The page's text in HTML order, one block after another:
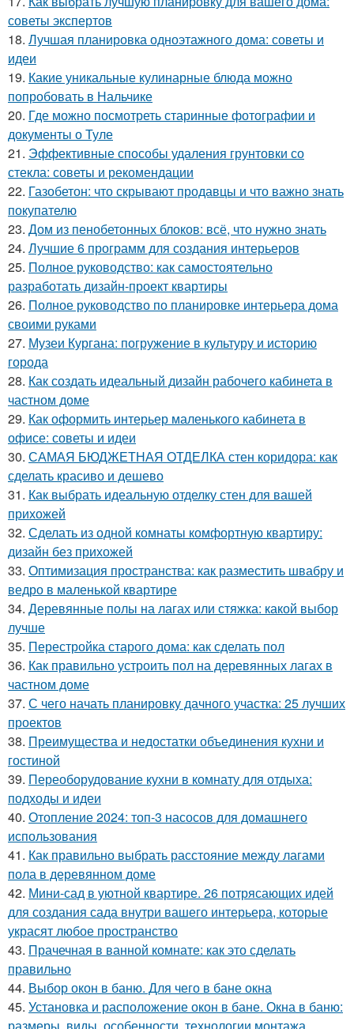
советы экспертов
18. Лучшая планировка одноэтажного дома: советы и
идеи
19. Какие уникальные кулинарные блюда можно
попробовать в Нальчике
20. Где можно посмотреть старинные фотографии и
документы о Туле
21. Эффективные способы удаления грунтовки со
стекла: советы и рекомендации
22. Газобетон: что скрывают продавцы и что важно знать
покупателю
23. Дом из пенобетонных блоков: всё, что нужно знать
24. Лучшие 6 программ для создания интерьеров
25. Полное руководство: как самостоятельно
разработать дизайн-проект квартиры
26. Полное руководство по планировке интерьера дома
своими руками
27. Музеи Кургана: погружение в культуру и историю
города
28. Как создать идеальный дизайн рабочего кабинета в
частном доме
29. Как оформить интерьер маленького кабинета в
офисе: советы и идеи
30. САМАЯ БЮДЖЕТНАЯ ОТДЕЛКА стен коридора: как
сделать красиво и дешево
31. Как выбрать идеальную отделку стен для вашей
прихожей
32. Сделать из одной комнаты комфортную квартиру:
дизайн без прихожей
33. Оптимизация пространства: как разместить швабру и
ведро в маленькой квартире
34. Деревянные полы на лагах или стяжка: какой выбор
лучше
35. Перестройка старого дома: как сделать пол
36. Как правильно устроить пол на деревянных лагах в
частном доме
37. С чего начать планировку дачного участка: 25 лучших
проектов
38. Преимущества и недостатки объединения кухни и
гостиной
39. Переоборудование кухни в комнату для отдыха:
подходы и идеи
40. Отопление 2024: топ-3 насосов для домашнего
использования
41. Как правильно выбрать расстояние между лагами
пола в деревянном доме
42. Мини-сад в уютной квартире. 26 потрясающих идей
для создания сада внутри вашего интерьера, которые
украсят любое пространство
43. Прачечная в ванной комнате: как это сделать
правильно
44. Выбор окон в баню. Для чего в бане окна
45. Установка и расположение окон в бане. Окна в баню: